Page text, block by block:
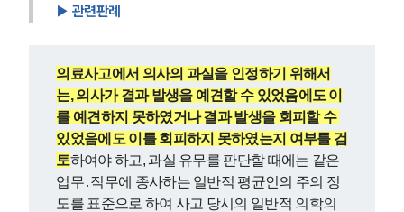
▶ 관련판례
의료사고에서 의사의 과실을 인정하기 위해서
는, 의사가 결과 발생을 예견할 수 있었음에도 이
를 예견하지 못하였거나 결과 발생을 회피할 수
있었음에도 이를 회피하지 못하였는지 여부를 검
토하여야 하고, 과실 유무를 판단할 때에는 같은
업무․직무에 종사하는 일반적 평균인의 주의 정
도를 표준으로 하여 사고 당시의 일반적 의학의